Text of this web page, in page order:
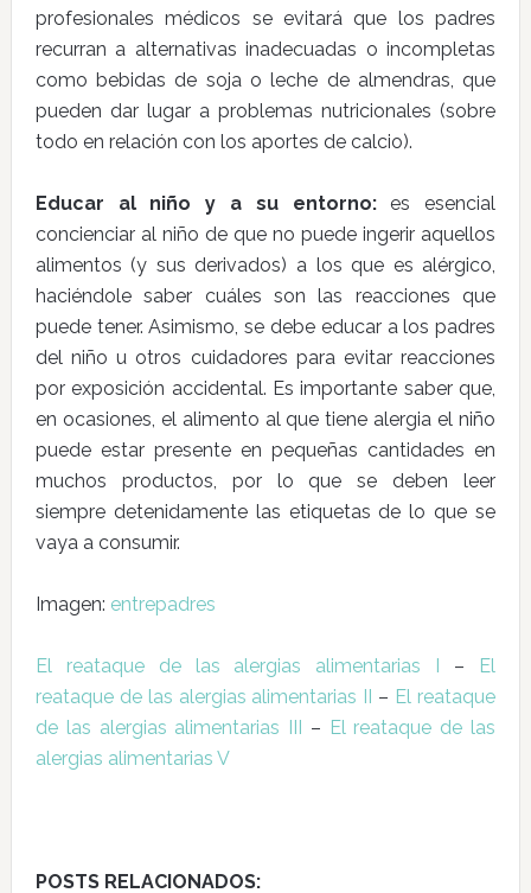
profesionales médicos se evitará que los padres
recurran a alternativas inadecuadas o incompletas
como bebidas de soja o leche de almendras, que
pueden dar lugar a problemas nutricionales (sobre
todo en relación con los aportes de calcio).
Educar al niño y a su entorno:es esencial
concienciar al niño de que no puede ingerir aquellos
alimentos (y sus derivados) a los que es alérgico,
haciéndole saber cuáles son las reacciones que
puede tener. Asimismo, se debe educar a los padres
del niño u otros cuidadores para evitar reacciones
por exposición accidental. Es importante saber que,
en ocasiones, el alimento al que tiene alergia el niño
puede estar presente en pequeñas cantidades en
muchos productos, por lo que se deben leer
siempre detenidamente las etiquetas de lo que se
vaya a consumir.
Imagen: entrepadres
El reataque de las alergias alimentarias I –
El
reataque de las alergias alimentarias II – El reataque
de las alergias alimentarias III – El reataque de las
alergias alimentarias V
POSTS RELACIONADOS: